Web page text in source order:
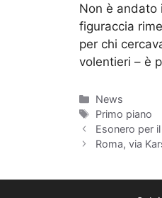
Non è andato
figuraccia
per chi
volentieri – è
Categorie
News
Tag
Primo piano
Esonero per
Roma, via